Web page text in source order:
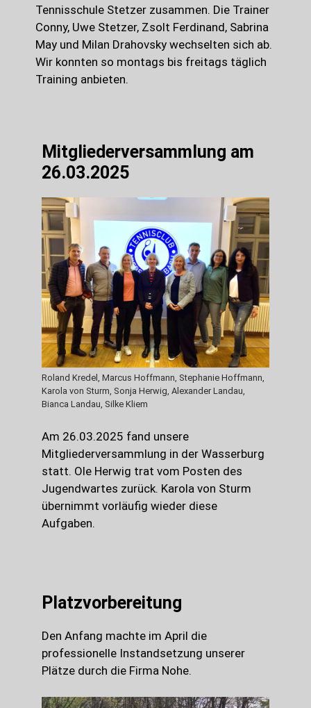
Tennisschule Stetzer zusammen. Die Trainer
Conny, Uwe Stetzer, Zsolt Ferdinand, Sabrina
May und Milan Drahovsky wechselten sich ab.
Wir konnten so montags bis freitags täglich
Training anbieten.
Mitgliederversammlung am
26.03.2025
Roland Kredel, Marcus Hoffmann, Stephanie Hoffmann,
Karola von Sturm, Sonja Herwig, Alexander Landau,
Bianca Landau, Silke Kliem
Am 26.03.2025 fand unsere
Mitgliederversammlung in der Wasserburg
statt. Ole Herwig trat vom Posten des
Jugendwartes zurück. Karola von Sturm
übernimmt vorläufig wieder diese
Aufgaben.
Platzvorbereitung
Den Anfang machte im April die
professionelle Instandsetzung unserer
Plätze durch die Firma Nohe.